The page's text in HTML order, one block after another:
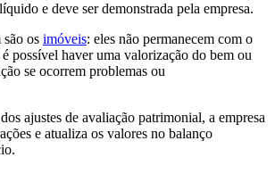
e deve ser demonstrada pela empresa.
os imóveis: eles não permanecem com o
possível haver uma valorização do bem ou
se ocorrem problemas ou
ajustes de avaliação patrimonial, a empresa
e atualiza os valores no balanço